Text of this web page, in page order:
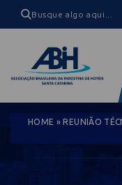
HOME »REUNIÃO